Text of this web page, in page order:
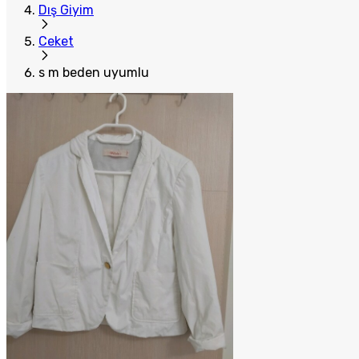
Dış Giyim
Ceket
s m beden uyumlu